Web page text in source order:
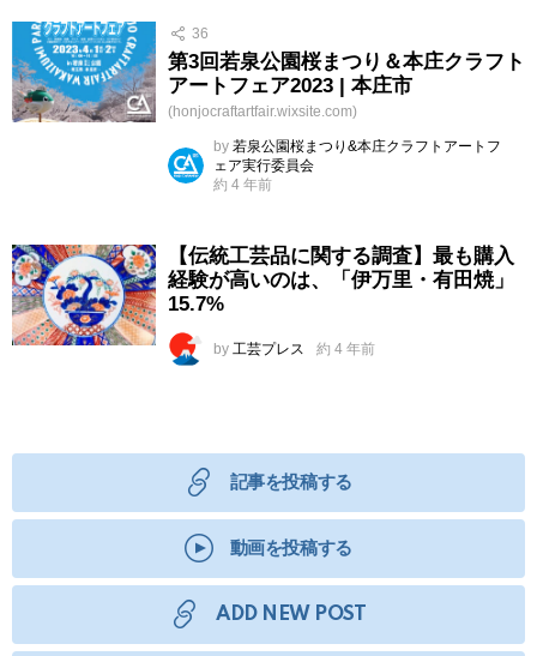
36
第3回若泉公園桜まつり＆本庄クラフト
アートフェア2023 | 本庄市
(honjocraftartfair.wixsite.com)
by 若泉公園桜まつり&本庄クラフトアートフ
ェア実行委員会
約 4 年前
【伝統工芸品に関する調査】最も購入
経験が高いのは、「伊万里・有田焼」
15.7%
by 工芸プレス 約 4 年前
記事を投稿する
動画を投稿する
ADD NEW POST